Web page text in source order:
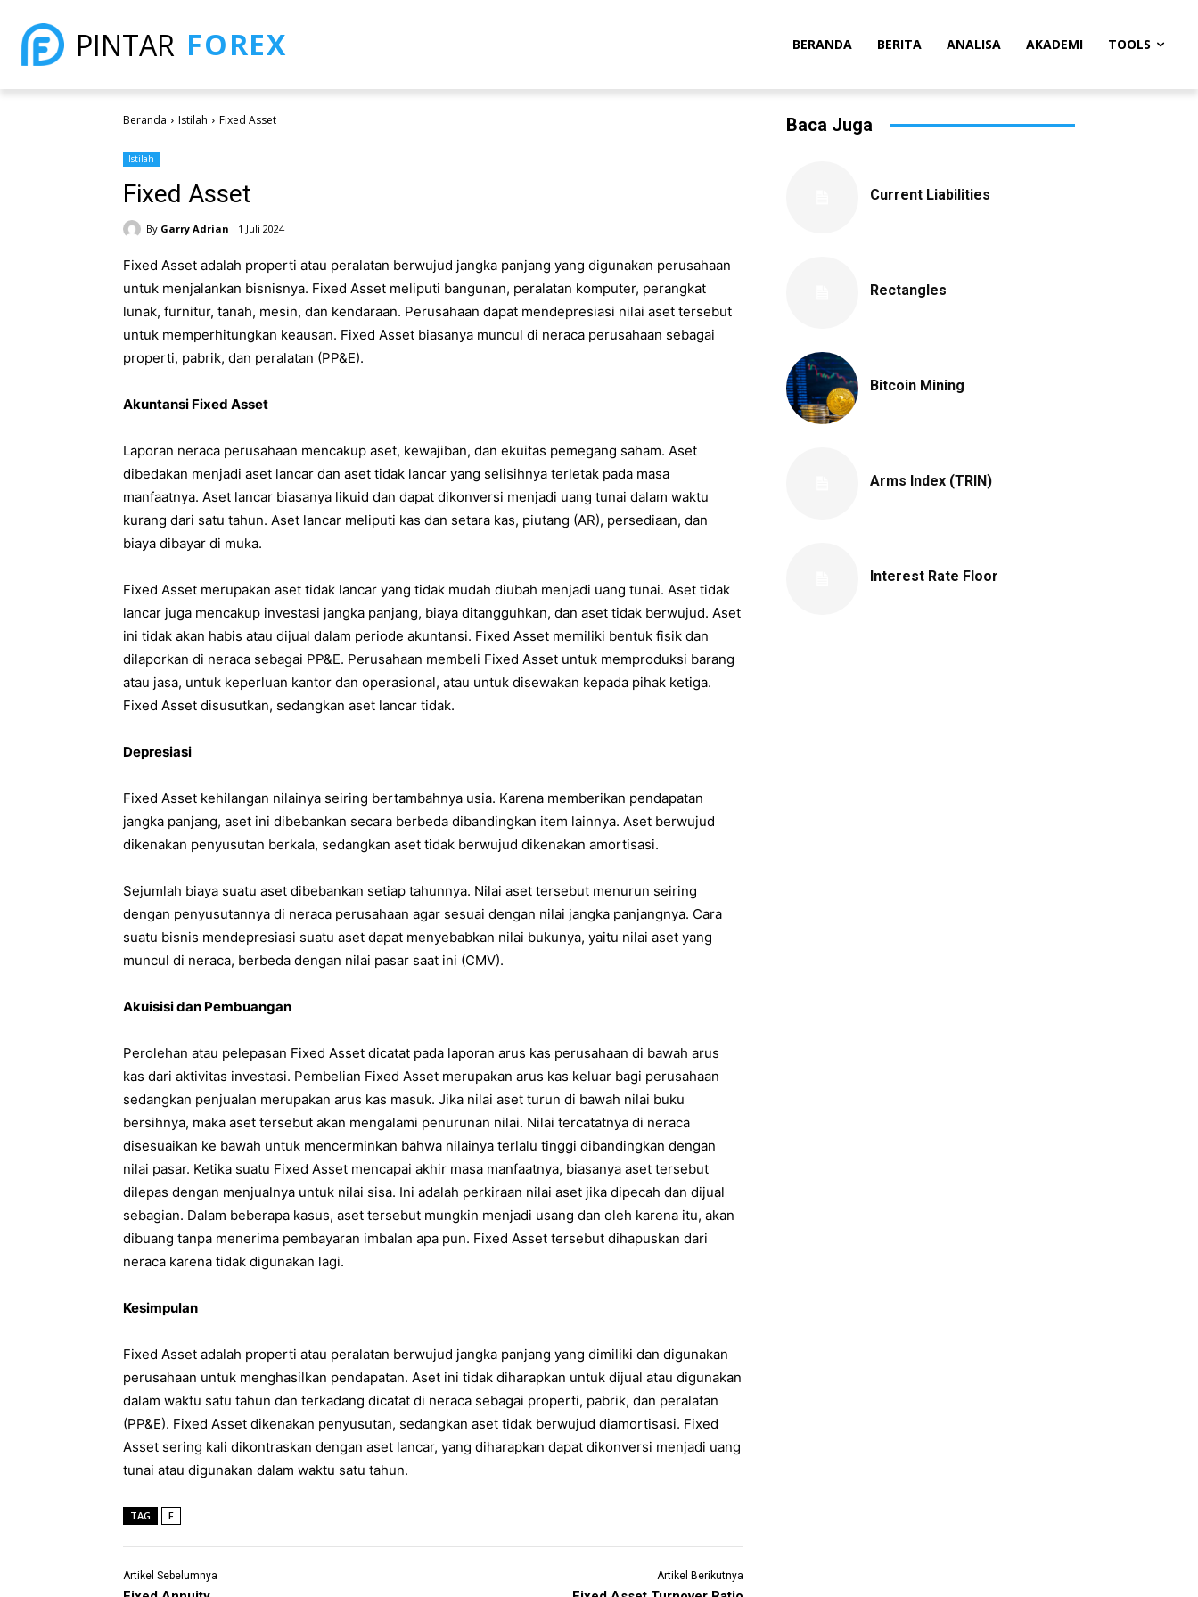
PINTAR FOREX BERANDA BERITA ANALISA AKADEMI TOOLS
Beranda Istilah Fixed Asset
Istilah
Fixed Asset
By Garry Adrian 1 Juli 2024
Fixed Asset adalah properti atau peralatan berwujud jangka panjang yang digunakan perusahaan
untuk menjalankan bisnisnya. Fixed Asset meliputi bangunan, peralatan komputer, perangkat
lunak, furnitur, tanah, mesin, dan kendaraan. Perusahaan dapat mendepresiasi nilai aset tersebut
untuk memperhitungkan keausan. Fixed Asset biasanya muncul di neraca perusahaan sebagai
properti, pabrik, dan peralatan (PP&E).
Akuntansi Fixed Asset
Laporan neraca perusahaan mencakup aset, kewajiban, dan ekuitas pemegang saham. Aset
dibedakan menjadi aset lancar dan aset tidak lancar yang selisihnya terletak pada masa
manfaatnya. Aset lancar biasanya likuid dan dapat dikonversi menjadi uang tunai dalam waktu
kurang dari satu tahun. Aset lancar meliputi kas dan setara kas, piutang (AR), persediaan, dan
biaya dibayar di muka.
Fixed Asset merupakan aset tidak lancar yang tidak mudah diubah menjadi uang tunai. Aset tidak
lancar juga mencakup investasi jangka panjang, biaya ditangguhkan, dan aset tidak berwujud. Aset
ini tidak akan habis atau dijual dalam periode akuntansi. Fixed Asset memiliki bentuk fisik dan
dilaporkan di neraca sebagai PP&E. Perusahaan membeli Fixed Asset untuk memproduksi barang
atau jasa, untuk keperluan kantor dan operasional, atau untuk disewakan kepada pihak ketiga.
Fixed Asset disusutkan, sedangkan aset lancar tidak.
Depresiasi
Fixed Asset kehilangan nilainya seiring bertambahnya usia. Karena memberikan pendapatan
jangka panjang, aset ini dibebankan secara berbeda dibandingkan item lainnya. Aset berwujud
dikenakan penyusutan berkala, sedangkan aset tidak berwujud dikenakan amortisasi.
Sejumlah biaya suatu aset dibebankan setiap tahunnya. Nilai aset tersebut menurun seiring
dengan penyusutannya di neraca perusahaan agar sesuai dengan nilai jangka panjangnya. Cara
suatu bisnis mendepresiasi suatu aset dapat menyebabkan nilai bukunya, yaitu nilai aset yang
muncul di neraca, berbeda dengan nilai pasar saat ini (CMV).
Akuisisi dan Pembuangan
Perolehan atau pelepasan Fixed Asset dicatat pada laporan arus kas perusahaan di bawah arus
kas dari aktivitas investasi. Pembelian Fixed Asset merupakan arus kas keluar bagi perusahaan
sedangkan penjualan merupakan arus kas masuk. Jika nilai aset turun di bawah nilai buku
bersihnya, maka aset tersebut akan mengalami penurunan nilai. Nilai tercatatnya di neraca
disesuaikan ke bawah untuk mencerminkan bahwa nilainya terlalu tinggi dibandingkan dengan
nilai pasar. Ketika suatu Fixed Asset mencapai akhir masa manfaatnya, biasanya aset tersebut
dilepas dengan menjualnya untuk nilai sisa. Ini adalah perkiraan nilai aset jika dipecah dan dijual
sebagian. Dalam beberapa kasus, aset tersebut mungkin menjadi usang dan oleh karena itu, akan
dibuang tanpa menerima pembayaran imbalan apa pun. Fixed Asset tersebut dihapuskan dari
neraca karena tidak digunakan lagi.
Kesimpulan
Fixed Asset adalah properti atau peralatan berwujud jangka panjang yang dimiliki dan digunakan
perusahaan untuk menghasilkan pendapatan. Aset ini tidak diharapkan untuk dijual atau digunakan
dalam waktu satu tahun dan terkadang dicatat di neraca sebagai properti, pabrik, dan peralatan
(PP&E). Fixed Asset dikenakan penyusutan, sedangkan aset tidak berwujud diamortisasi. Fixed
Asset sering kali dikontraskan dengan aset lancar, yang diharapkan dapat dikonversi menjadi uang
tunai atau digunakan dalam waktu satu tahun.
TAG F
Artikel Sebelumnya Artikel Berikutnya
Baca Juga
Current Liabilities
Rectangles
Bitcoin Mining
Arms Index (TRIN)
Interest Rate Floor